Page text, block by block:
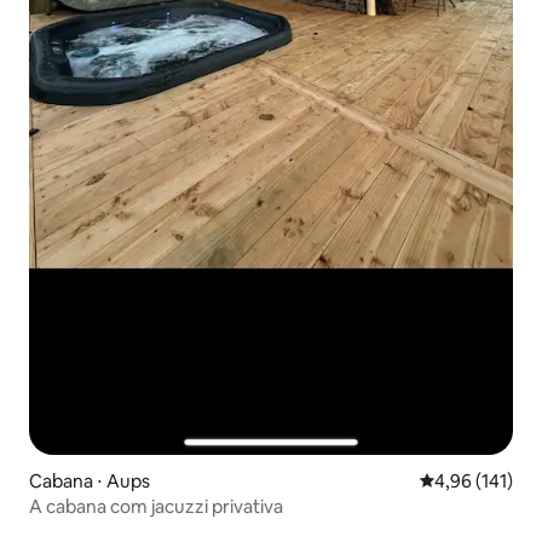
Cabana ⋅ Aups 4,96 de uma
4,96 (141)
A cabana com jacuzzi privativa